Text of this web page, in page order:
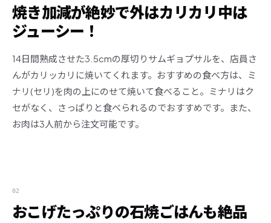
焼き加減が絶妙で外はカリカリ中は
ジューシー！
14日間熟成させた3.5cmの厚切りサムギョプサルを、店員さ
んがカリッカリに焼いてくれます。おすすめの食べ方は、ミ
ナリ(セリ)を肉の上にのせて焼いて食べること。ミナリはク
セがなく、さっぱりと食べられるのでおすすめです。また、
お肉は3人前から注文可能です。
02
おこげたっぷりの石焼ごはんも絶品